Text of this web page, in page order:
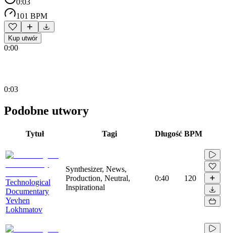
101 BPM
Kup utwór
0:00
0:03
Podobne utwory
Tytuł Tagi Długość BPM
Technological
Documentary
Yevhen
Lokhmatov
Synthesizer, News,
Production, Neutral,
Inspirational
0:40 120